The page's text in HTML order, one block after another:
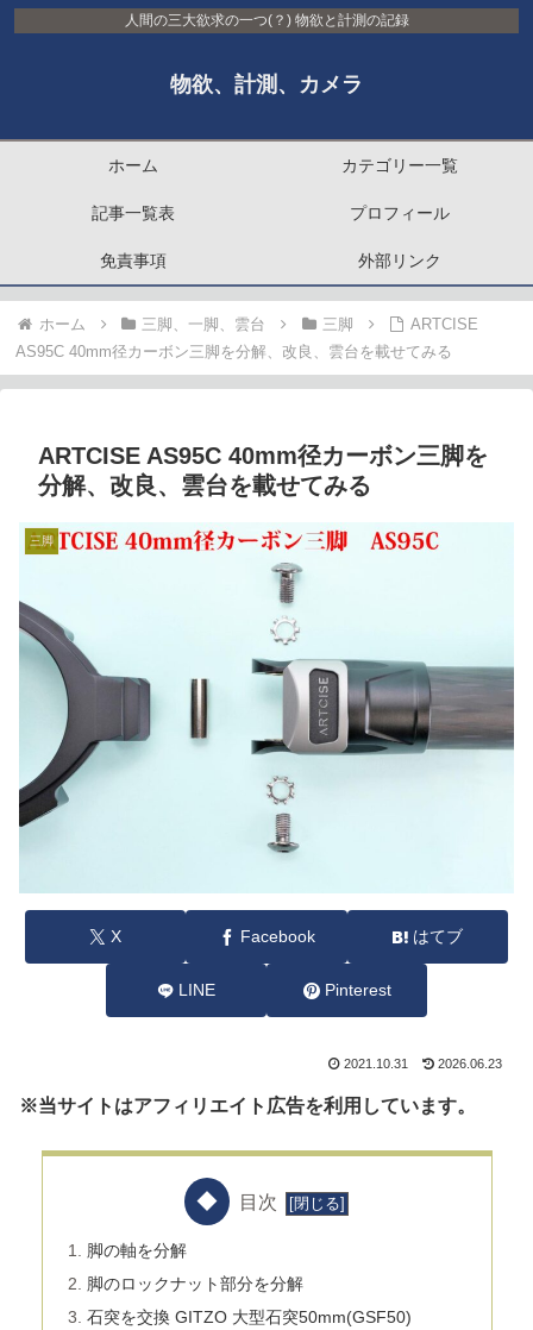
人間の三大欲求の一つ(？) 物欲と計測の記録
物欲、計測、カメラ
ホーム カテゴリー一覧
記事一覧表 プロフィール
免責事項 外部リンク
ホーム 三脚、一脚、雲台 三脚
ARTCISE
AS95C 40mm径カーボン三脚を分解、改良、雲台を載せてみる
ARTCISE AS95C 40mm径カーボン三脚を
分解、改良、雲台を載せてみる
三脚
X Facebook はてブ
LINE Pinterest
2021.10.31 2026.06.23
※当サイトはアフィリエイト広告を利用しています。
目次
脚の軸を分解
脚のロックナット部分を分解
石突を交換 GITZO 大型石突50mm(GSF50)